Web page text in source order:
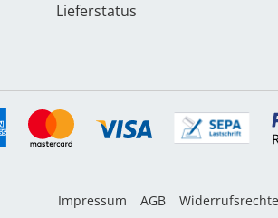
Lieferstatus
Impressum AGB Widerrufsrechte